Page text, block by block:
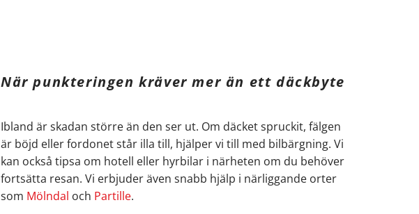
När punkteringen kräver mer än ett däckbyte
Ibland är skadan större än den ser ut. Om däcket spruckit, fälgen
är böjd eller fordonet står illa till, hjälper vi till med bilbärgning. Vi
kan också tipsa om hotell eller hyrbilar i närheten om du behöver
fortsätta resan. Vi erbjuder även snabb hjälp i närliggande orter
som Mölndal och Partille.